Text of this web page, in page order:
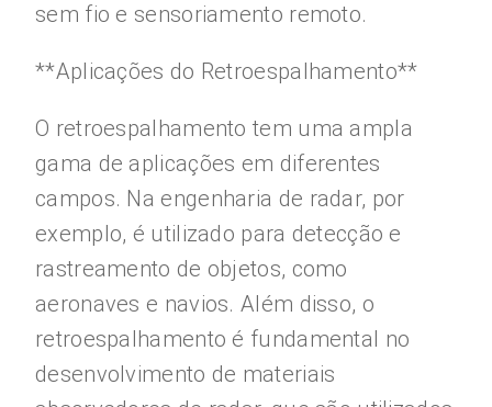
sem fio e sensoriamento remoto.
**Aplicações do Retroespalhamento**
O retroespalhamento tem uma ampla
gama de aplicações em diferentes
campos. Na engenharia de radar, por
exemplo, é utilizado para detecção e
rastreamento de objetos, como
aeronaves e navios. Além disso, o
retroespalhamento é fundamental no
desenvolvimento de materiais